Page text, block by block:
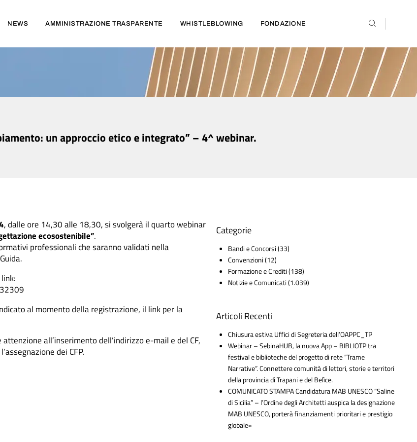
NEWS AMMINISTRAZIONE TRASPARENTE WHISTLEBLOWING FONDAZIONE
un approccio etico e integrato” – 4^ webinar.
, dalle ore 14,30 alle 18,30, si svolgerà il quarto webinar
ecosostenibile”.
professionali che saranno validati nella
al momento della registrazione, il link per la
all’inserimento dell’indirizzo e-mail e del CF,
dei CFP.
Categorie
Bandi e Concorsi(33)
Convenzioni(12)
Formazione e Crediti(138)
Notizie e Comunicati(1.039)
Articoli Recenti
Chiusura estiva Uffici di Segreteria dell’OAPPC_TP
Webinar – SebinaHUB, la nuova App – BIBLIOTP tra
festival e biblioteche del progetto di rete “Trame
Narrative”. Connettere comunità di lettori, storie e territori
della provincia di Trapani e del Belìce.
COMUNICATO STAMPA Candidatura MAB UNESCO “Saline
di Sicilia” – l’Ordine degli Architetti auspica la designazione
MAB UNESCO, porterà finanziamenti prioritari e prestigio
globale»